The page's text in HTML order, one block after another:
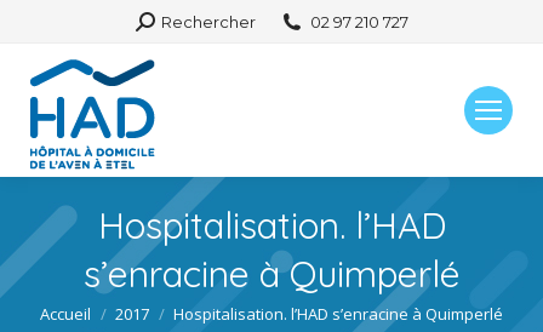
Search:
Rechercher 02 97 210 727
Hospitalisation. l’HAD
s’enracine à Quimperlé
Vous êtes ici :
Accueil 2017 Hospitalisation. l’HAD s’enracine à Quimperlé